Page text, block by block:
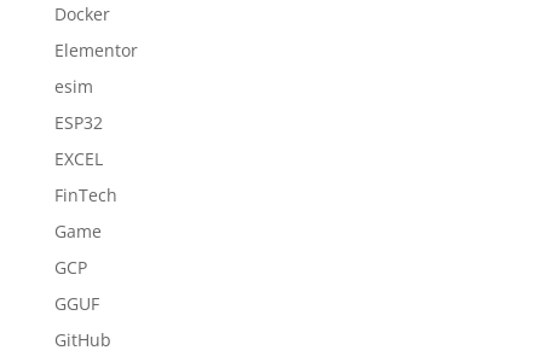
Docker
Elementor
esim
ESP32
EXCEL
FinTech
Game
GCP
GGUF
GitHub